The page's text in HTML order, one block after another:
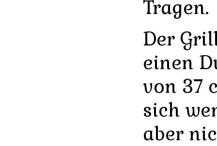
Tragen.
Der
einen
von 37
sich
aber